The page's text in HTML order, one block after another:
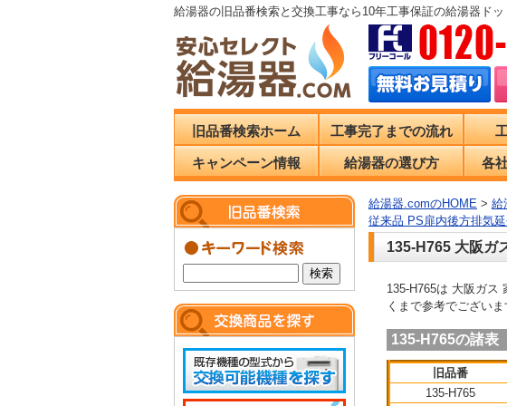
給湯器の旧品番検索と交換工事なら10年工事保証の給湯器ドッ
旧品番検索ホーム 工事完了までの流れ
キャンペーン情報 給湯器の選び方 各
給湯器.comのHOME > 給
従来品 PS扉内後方排気
135-H765 大阪ガ
135-H765は 大阪ガス
くまで参考でござい
135-H765の諸表
旧品番
135-H765